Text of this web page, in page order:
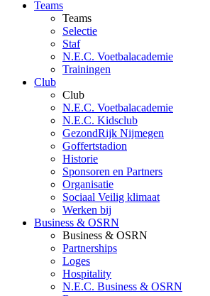
Teams
Teams
Selectie
Staf
N.E.C. Voetbalacademie
Trainingen
Club
Club
N.E.C. Voetbalacademie
N.E.C. Kidsclub
GezondRijk Nijmegen
Goffertstadion
Historie
Sponsoren en Partners
Organisatie
Sociaal Veilig klimaat
Werken bij
Business & OSRN
Business & OSRN
Partnerships
Loges
Hospitality
N.E.C. Business & OSRN